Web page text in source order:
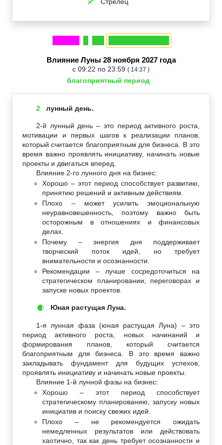
♐
Влияние Луны 28 ноября 2027 года
с 09:22 по 23:59 ( 14:37 )
благоприятный период
2 лунный день.
2-й лунный день – это период активного роста,
мотивации и первых шагов к реализации планов,
который считается благоприятным для бизнеса. В это
время важно проявлять инициативу, начинать новые
проекты и двигаться вперед.
Влияние 2-го лунного дня на бизнес:
Хорошо – этот период способствует развитию,
принятию решений и активным действиям.
Плохо – может усилить эмоциональную
неуравновешенность, поэтому важно быть
осторожным в отношениях и финансовых
делах.
Почему – энергия дня поддерживает
творческий поток идей, но требует
внимательности и осознанности.
Рекомендации – лучше сосредоточиться на
стратегическом планировании, переговорах и
запуске новых проектов.
🌒 Юная растущая Луна.
1-я лунная фаза (юная растущая Луна) – это
период активного роста, новых начинаний и
формирования планов, который считается
благоприятным для бизнеса. В это время важно
закладывать фундамент для будущих успехов,
проявлять инициативу и начинать новые проекты.
Влияние 1-й лунной фазы на бизнес:
Хорошо – этот период способствует
стратегическому планированию, запуску новых
инициатив и поиску свежих идей.
Плохо – не рекомендуется ожидать
немедленных результатов или действовать
хаотично, так как день требует осознанности и